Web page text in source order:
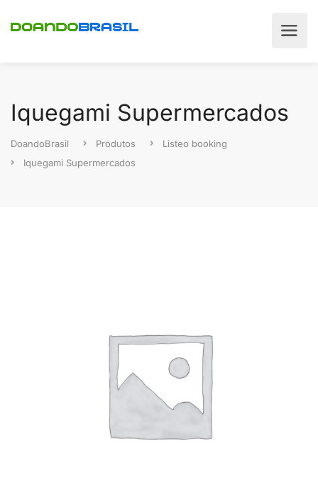
Iquegami Supermercados
DoandoBrasil Produtos
Listeo booking
Iquegami Supermercados